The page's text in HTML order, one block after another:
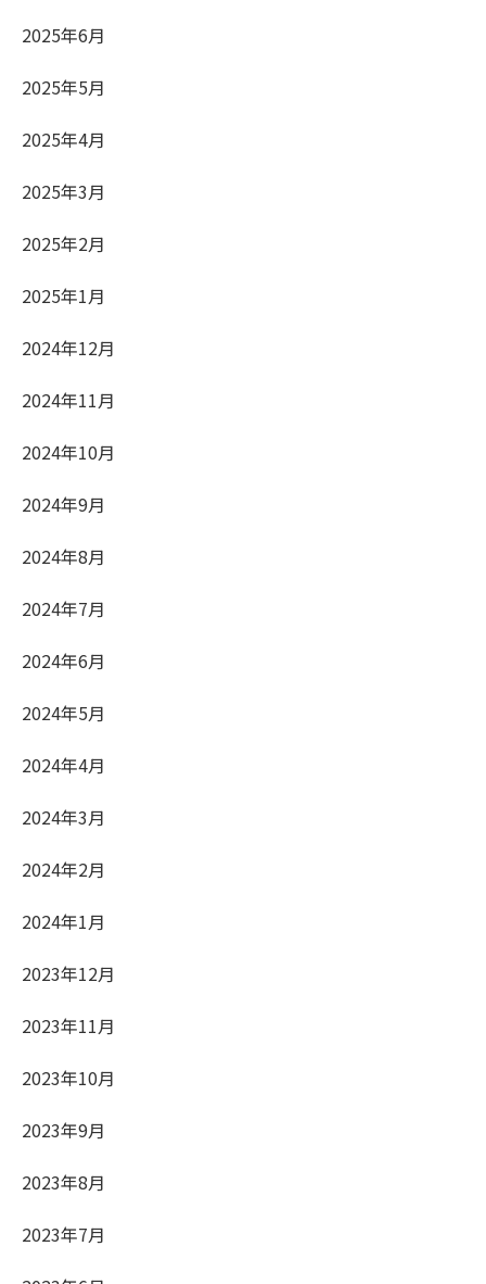
2025年6月
2025年5月
2025年4月
2025年3月
2025年2月
2025年1月
2024年12月
2024年11月
2024年10月
2024年9月
2024年8月
2024年7月
2024年6月
2024年5月
2024年4月
2024年3月
2024年2月
2024年1月
2023年12月
2023年11月
2023年10月
2023年9月
2023年8月
2023年7月